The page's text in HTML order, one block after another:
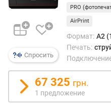
и
е
л
(
м
и
н
)
Спросить
PRO
AirPrint
Формат: A2
Печать:
67 325 грн.
1 предложение